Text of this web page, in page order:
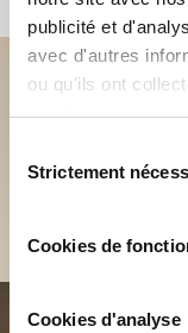
publicité et
avec d'autres
ou qu'ils ont
services.
duStrictement
Cookies de
Cookies d'analyse